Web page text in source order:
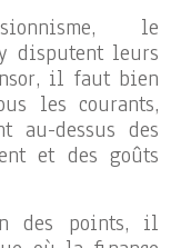
le
disputent leurs
il faut bien
les courants,
au-dessus des
et des goûts
des points, il